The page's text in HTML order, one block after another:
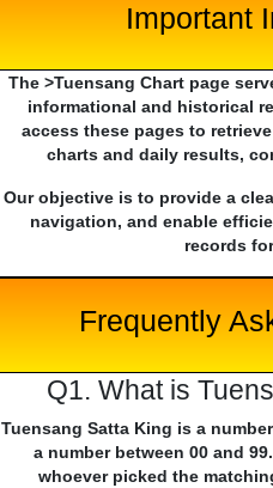
Important
The >Tuensang Chart page
informational and historical
access these pages to
charts and daily results,
Our objective is to provide a
navigation, and enable
records
Frequently
Q1. What is
Tuensang Satta King is a
a number between 00 and
whoever picked the